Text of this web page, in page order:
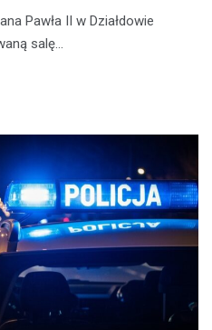
Pawła II w Działdowie
salę…